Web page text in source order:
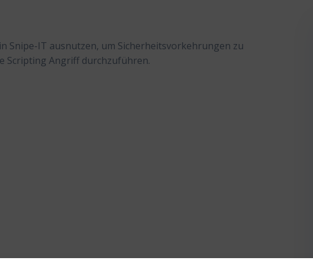
Snipe-IT ausnutzen, um Sicherheitsvorkehrungen zu
Scripting Angriff durchzuführen.